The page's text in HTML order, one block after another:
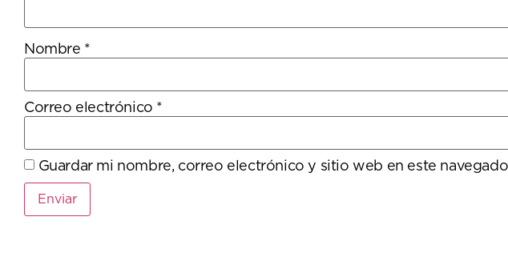
Nombre *
Correo electrónico *
Guardar mi nombre, correo electrónico y sitio web en este